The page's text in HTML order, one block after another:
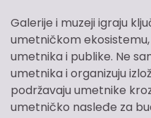
Galerije i muzeji igraju
umetničkom
umetnika i publike. Ne
umetnika i organizuju
podržavaju umetnike
umetničko nasleđe za